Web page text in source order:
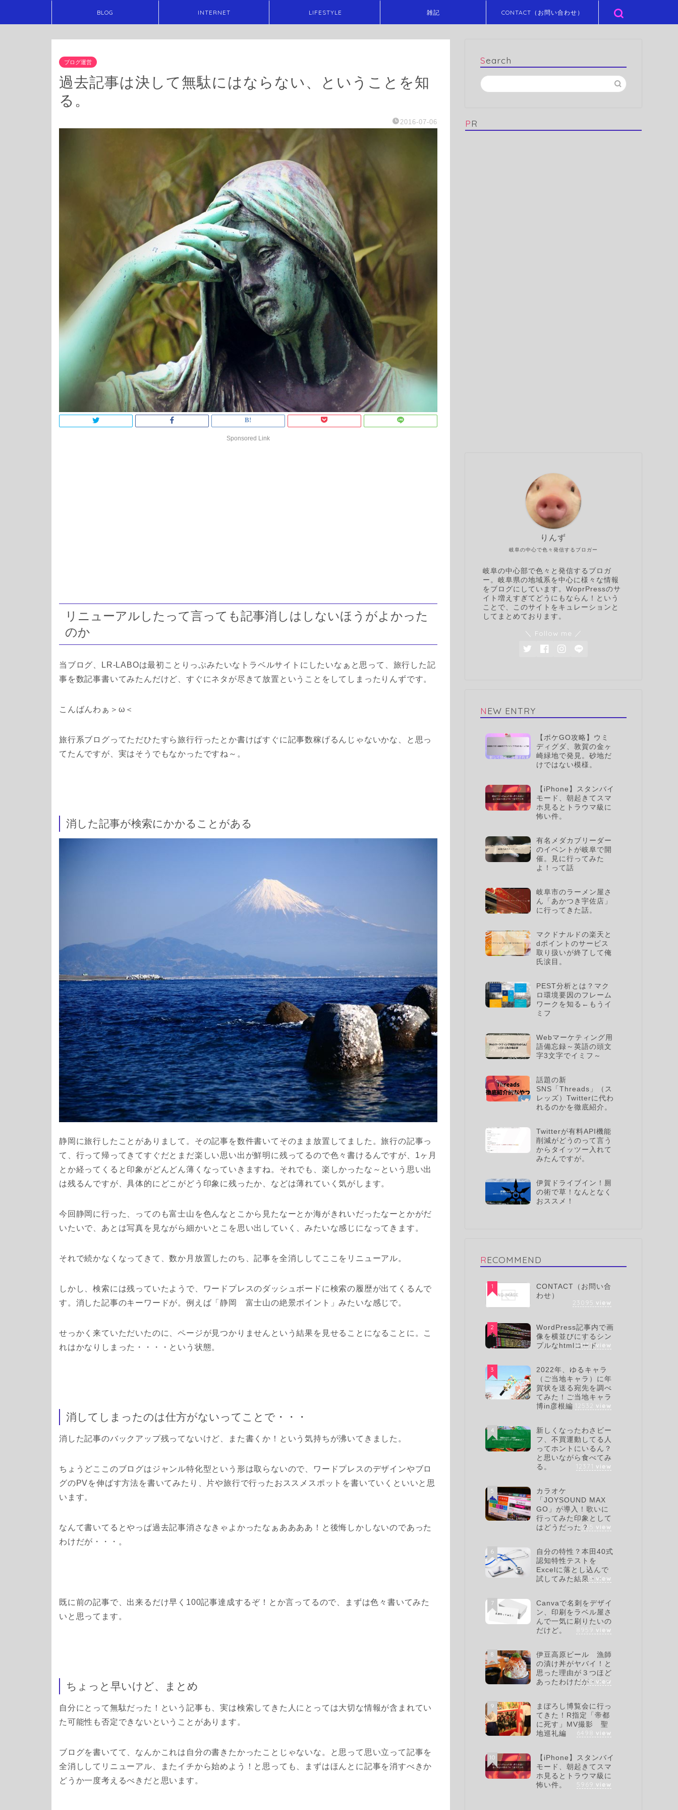
BLOG INTERNET LIFESTYLE 雑記 CONTACT（お問い合わせ）
ブログ運営
過去記事は決して無駄にはならない、ということを知
る。
2016-07-06
Sponsored Link
リニューアルしたって言っても記事消しはしないほうがよかった
のか
当ブログ、LR-LABOは最初ことりっぷみたいなトラベルサイトにしたいなぁと思って、旅行した記
事を数記事書いてみたんだけど、すぐにネタが尽きて放置ということをしてしまったりんずです。
こんばんわぁ＞ω＜
旅行系ブログってただひたすら旅行行ったとか書けばすぐに記事数稼げるんじゃないかな、と思っ
てたんですが、実はそうでもなかったですね～。
消した記事が検索にかかることがある
静岡に旅行したことがありまして。その記事を数件書いてそのまま放置してました。旅行の記事っ
て、行って帰ってきてすぐだとまだ楽しい思い出が鮮明に残ってるので色々書けるんですが、1ヶ月
とか経ってくると印象がどんどん薄くなっていきますね。それでも、楽しかったな～という思い出
は残るんですが、具体的にどこがどう印象に残ったか、などは薄れていく気がします。
今回静岡に行った、ってのも富士山を色んなとこから見たなーとか海がきれいだったなーとかがだ
いたいで、あとは写真を見ながら細かいとこを思い出していく、みたいな感じになってきます。
それで続かなくなってきて、数か月放置したのち、記事を全消ししてここをリニューアル。
しかし、検索には残っていたようで、ワードプレスのダッシュボードに検索の履歴が出てくるんで
す。消した記事のキーワードが。例えば「静岡 富士山の絶景ポイント」みたいな感じで。
せっかく来ていただいたのに、ページが見つかりませんという結果を見せることになることに。こ
れはかなりしまった・・・・という状態。
消してしまったのは仕方がないってことで・・・
消した記事のバックアップ残ってないけど、また書くか！という気持ちが沸いてきました。
ちょうどここのブログはジャンル特化型という形は取らないので、ワードプレスのデザインやブロ
グのPVを伸ばす方法を書いてみたり、片や旅行で行ったおススメスポットを書いていくといいと思
います。
なんて書いてるとやっぱ過去記事消さなきゃよかったなぁああああ！と後悔しかしないのであった
わけだが・・・。
既に前の記事で、出来るだけ早く100記事達成するぞ！とか言ってるので、まずは色々書いてみた
いと思ってます。
ちょっと早いけど、まとめ
自分にとって無駄だった！という記事も、実は検索してきた人にとっては大切な情報が含まれてい
た可能性も否定できないということがあります。
ブログを書いてて、なんかこれは自分の書きたかったことじゃないな。と思って思い立って記事を
全消ししてリニューアル、またイチから始めよう！と思っても、まずはほんとに記事を消すべきか
どうか一度考えるべきだと思います。
Search
PR
岐阜の中心で色々発信するブロガー
りんず
岐阜の中心部で色々と発信するブロガ
ー。岐阜県の地域系を中心に様々な情報
をブログにしています。WoprPressのサ
イト増えすぎてどうにもならん！という
ことで、このサイトをキュレーションと
してまとめております。
＼ Follow me ／
NEW ENTRY
【ポケGO攻略】ウミ
ディグダ、敦賀の金ヶ
崎緑地で発見。砂地だ
けではない模様。
【iPhone】スタンバイ
モード、朝起きてスマ
ホ見るとトラウマ級に
怖い件。
有名メダカブリーダー
のイベントが岐阜で開
催。見に行ってみた
よ！って話
岐阜市のラーメン屋さ
ん「あかつき宇佐店」
に行ってきた話。
マクドナルドの楽天と
dポイントのサービス
取り扱いが終了して俺
氏涙目。
PEST分析とは？マク
ロ環境要因のフレーム
ワークを知る←もうイ
ミフ
Webマーケティング用
語備忘録～英語の頭文
字3文字でイミフ～
話題の新
SNS「Threads」（ス
レッズ）Twitterに代わ
れるのかを徹底紹介。
Twitterが有料API機能
削減がどうのって言う
からタイッツー入れて
みたんですが。
伊賀ドライブイン！厠
の術で草！なんとなく
おススメ！
RECOMMEND
1
CONTACT（お問い合
わせ）
23095 view
2
WordPress記事内で画
像を横並びにするシン
プルなhtmlコード
14137view
3
2022年、ゆるキャラ
（ご当地キャラ）に年
賀状を送る宛先を調べ
てみた！ご当地キャラ
博in彦根編 12532 view
4
新しくなったわさビー
フ、不買運動してる人
ってホントにいるん？
と思いながら食べてみ
る。
12371 view
5
カラオケ
「JOYSOUND MAX
GO」が導入！歌いに
行ってみた印象として
はどうだった？
11035 view
6
自分の特性？本田40式
認知特性テストを
Excelに落とし込んで
試してみた結果・・
9615 view
7
Canvaで名刺をデザイ
ン、印刷をラベル屋さ
んで一気に刷りたいの
だけど。
8959 view
8
伊豆高原ビール 漁師
の漬け丼がヤバイ！と
思った理由が３つほど
あったわけだが・・・
7570 view
9
まぼろし博覧会に行っ
てきた！R指定「帝都
に死す」MV撮影 聖
地巡礼編
6498 view
10
【iPhone】スタンバイ
モード、朝起きてスマ
ホ見るとトラウマ級に
怖い件。
5969 view